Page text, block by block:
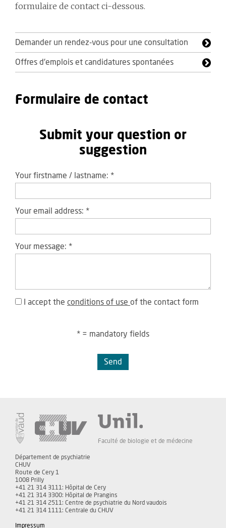
formulaire de contact ci-dessous.
Demander un rendez-vous pour une consultation
Offres d'emplois et candidatures spontanées
Formulaire de contact
Submit your question or
suggestion
Your firstname / lastname: *
Your email address: *
Your message: *
I accept the conditions of use of the contact form
* = mandatory fields
Send
Faculté de biologie et de médecine
Département de psychiatrie
CHUV
Route de Cery 1
1008 Prilly
+41 21 314 3111: Hôpital de Cery
+41 21 314 3300: Hôpital de Prangins
+41 21 314 2511: Centre de psychiatrie du Nord vaudois
+41 21 314 1111: Centrale du CHUV
Impressum